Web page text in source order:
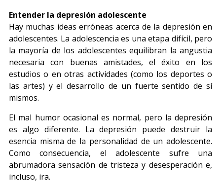
Entender la depresión adolescente
Hay muchas ideas erróneas acerca de la depresión en
adolescentes. La adolescencia es una etapa difícil, pero
la mayoría de los adolescentes equilibran la angustia
necesaria con buenas amistades, el éxito en los
estudios o en otras actividades (como los deportes o
las artes) y el desarrollo de un fuerte sentido de sí
mismos.
El mal humor ocasional es normal, pero la depresión
es algo diferente. La depresión puede destruir la
esencia misma de la personalidad de un adolescente.
Como consecuencia, el adolescente sufre una
abrumadora sensación de tristeza y desesperación e,
incluso, ira.